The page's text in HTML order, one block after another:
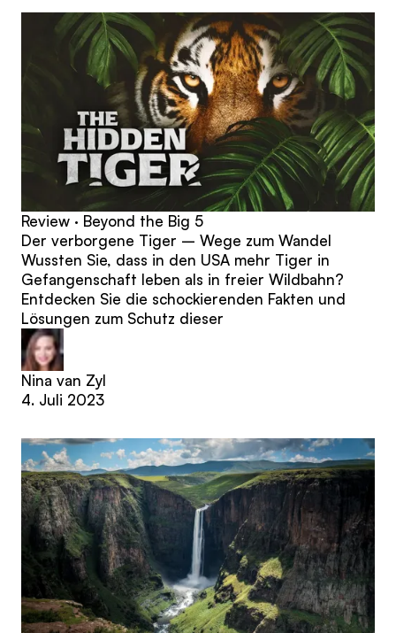
Review · Beyond the Big 5
Der verborgene Tiger – Wege zum Wandel
Wussten Sie, dass in den USA mehr Tiger in
Gefangenschaft leben als in freier Wildbahn?
Entdecken Sie die schockierenden Fakten und
Lösungen zum Schutz dieser
Nina van Zyl
4. Juli 2023